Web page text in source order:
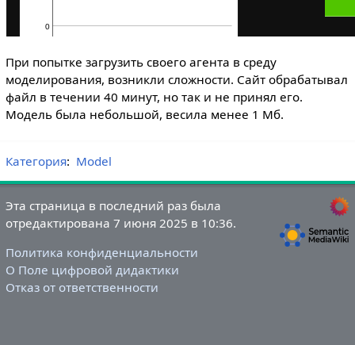
При попытке загрузить своего агента в среду
моделирования, возникли сложности. Сайт обрабатывал
файл в течении 40 минут, но так и не принял его.
Модель была небольшой, весила менее 1 Мб.
Категория: Model
Эта страница в последний раз была
отредактирована 7 июня 2025 в 10:36.
Политика конфиденциальности
О Поле цифровой дидактики
Отказ от ответственности